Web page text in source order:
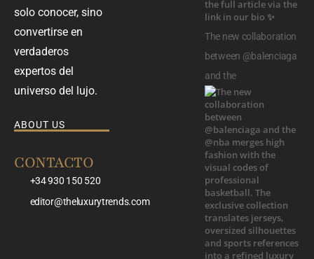
solo conocer, sino
convertirse en
verdaderos
expertos del
universo del lujo.
ABOUT US
CONTACTO
+34 930 150 520
editor@theluxurytrends.com
The new collaboration
between @balenciaga
and the